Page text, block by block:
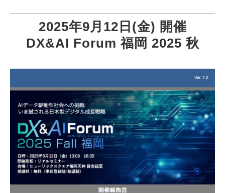
リード収集がしたい
企画資料ダウンロード
活用事例
ブログ
2025年9月12日(金) 開催
DX&AI Forum 福岡 2025 秋